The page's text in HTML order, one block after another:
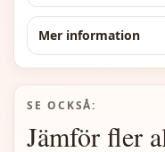
Mer information
SE OCKSÅ:
Jämför fler